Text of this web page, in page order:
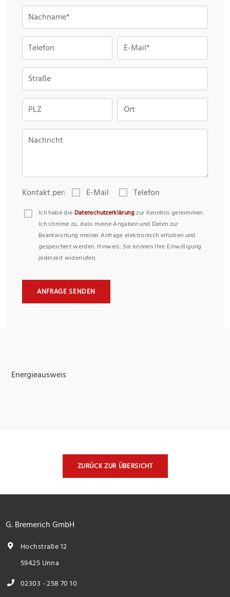
Nachname*
Telefon E-Mail*
Straße
PLZ Ort
Nachricht
Kontakt per: E-Mail Telefon
Ich habe die Datenschutzerklärungzur Kenntnis genommen.
Ich stimme zu, dass meine Angaben und Daten zur
Beantwortung meiner Anfrage elektronisch erhoben und
gespeichert werden. Hinweis: Sie können Ihre Einwilligung
jederzeit widerrufen.
ANFRAGE SENDEN
Energieausweis
ZURÜCK ZUR ÜBERSICHT
G. Bremerich GmbH
Hochstraße 12
59425 Unna
02303 - 258 70 10